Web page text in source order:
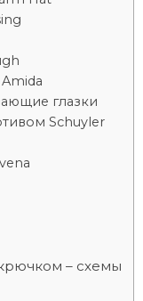
глазки
Schuyler
– схемы